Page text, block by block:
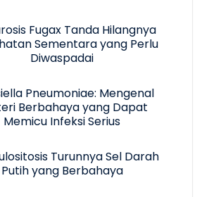
Fugax Tanda Hilangnya
Sementara yang Perlu
Diwaspadai
Pneumoniae: Mengenal
Berbahaya yang Dapat
Memicu Infeksi Serius
Turunnya Sel Darah
Putih yang Berbahaya